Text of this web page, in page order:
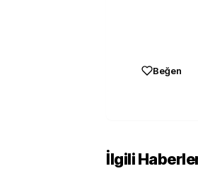
Beğen
İlgili